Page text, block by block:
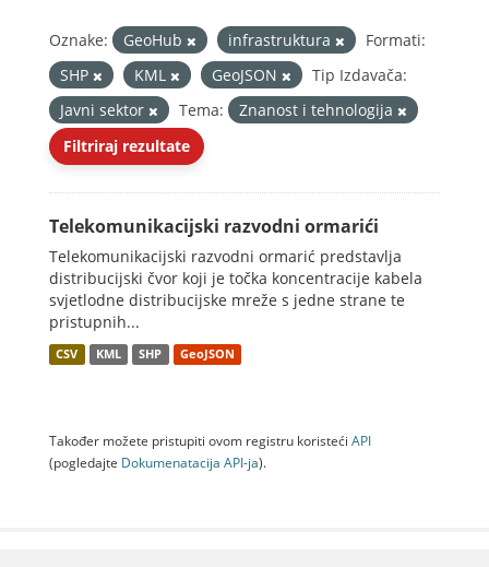
Oznake: GeoHub infrastruktura
Formati:
SHP
KML GeoJSON
Tip Izdavača:
Javni sektor
Tema:
Znanost i tehnologija
Filtriraj rezultate
Telekomunikacijski razvodni ormarići
Telekomunikacijski razvodni ormarić predstavlja
distribucijski čvor koji je točka koncentracije kabela
svjetlodne distribucijske mreže s jedne strane te
pristupnih...
CSV KML SHP GeoJSON
Također možete pristupiti ovom registru koristeći API
(pogledajte Dokumenаtаcijа API-jа).